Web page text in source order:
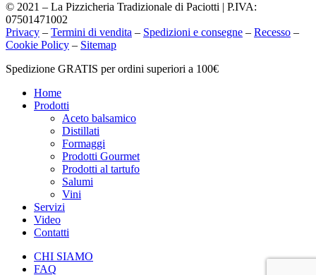
© 2021 – La Pizzicheria Tradizionale di Paciotti | P.IVA:
07501471002
Privacy – Termini di vendita – Spedizioni e consegne – Recesso –
Cookie Policy – Sitemap
Chiudi
Spedizione GRATIS per ordini superiori a 100€
Home
Prodotti
Aceto balsamico
Distillati
Formaggi
Prodotti Gourmet
Prodotti al tartufo
Salumi
Vini
Servizi
Video
Contatti
CHI SIAMO
FAQ